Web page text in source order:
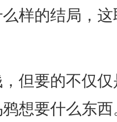
样的结局，
要的不仅仅
想要什么东西